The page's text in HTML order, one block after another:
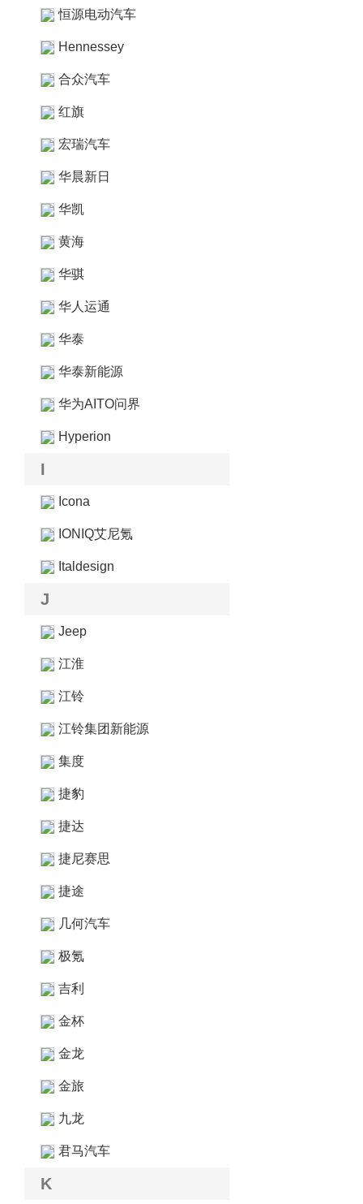
恒源电动汽车
Hennessey
合众汽车
红旗
宏瑞汽车
华晨新日
华凯
黄海
华骐
华人运通
华泰
华泰新能源
华为AITO问界
Hyperion
I
Icona
IONIQ艾尼氪
Italdesign
J
Jeep
江淮
江铃
江铃集团新能源
集度
捷豹
捷达
捷尼赛思
捷途
几何汽车
极氪
吉利
金杯
金龙
金旅
九龙
君马汽车
K